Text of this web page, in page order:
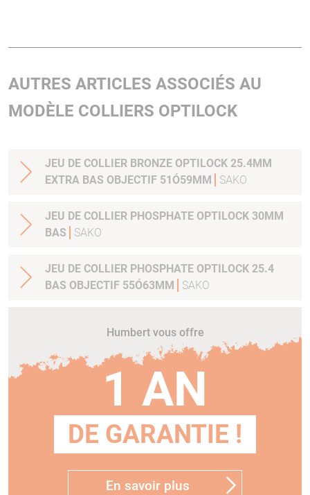
AUTRES ARTICLES ASSOCIÉS AU
MODÈLE COLLIERS OPTILOCK
JEU DE COLLIER BRONZE OPTILOCK 25.4MM
EXTRA BAS OBJECTIF 51Ó59MM
SAKO
JEU DE COLLIER PHOSPHATE OPTILOCK 30MM
BAS
SAKO
JEU DE COLLIER PHOSPHATE OPTILOCK 25.4
BAS OBJECTIF 55Ó63MM
SAKO
Humbert vous offre
1 AN
DE GARANTIE !
En savoir plus